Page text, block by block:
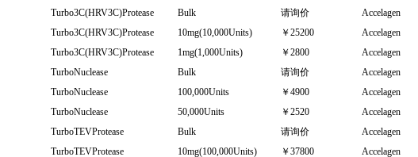
Turbo3C(HRV3C)Protease Bulk 请询价
Accelagen
Turbo3C(HRV3C)Protease 10mg(10,000Units) ￥25200
Accelagen
Turbo3C(HRV3C)Protease 1mg(1,000Units) ￥2800
Accelagen
TurboNuclease Bulk 请询价
Accelagen
TurboNuclease 100,000Units ￥4900
Accelagen
TurboNuclease 50,000Units ￥2520
Accelagen
TurboTEVProtease Bulk 请询价
Accelagen
TurboTEVProtease 10mg(100,000Units) ￥37800
Accelagen